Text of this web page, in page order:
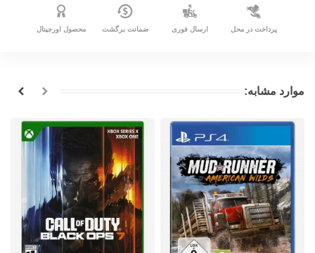
پرداخت در محل ارسال فوری ضمانت برگشت محصول اورجینال
موارد مشابه: